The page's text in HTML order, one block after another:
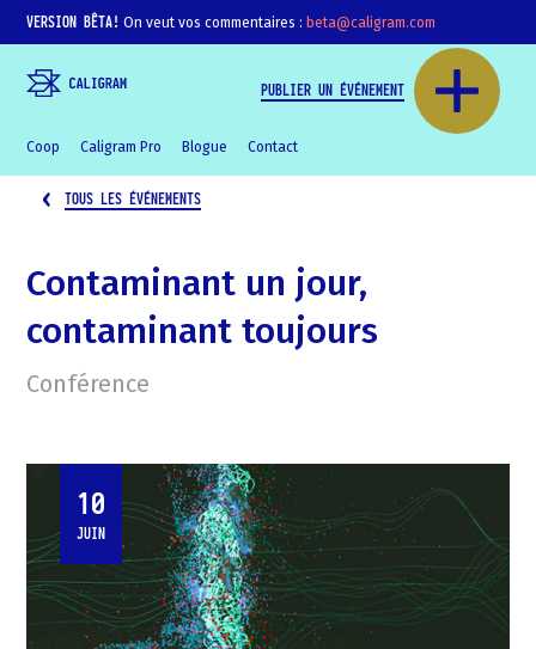
VERSION BÊTA! On veut vos commentaires : beta@caligram.com
Coop Caligram Pro Blogue Contact
PUBLIER UN ÉVÉNEMENT
TOUS LES ÉVÉNEMENTS
Contaminant un jour,
contaminant toujours
Conférence
10
JUIN